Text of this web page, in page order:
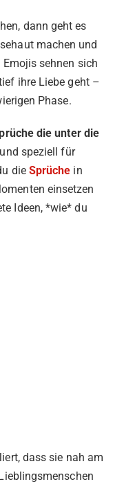
dann geht es
machen und
sehnen sich
ihre Liebe geht –
Phase.
die unter die
speziell für
die Sprüche in
einsetzen
Ideen, *wie* du
dass sie nah am